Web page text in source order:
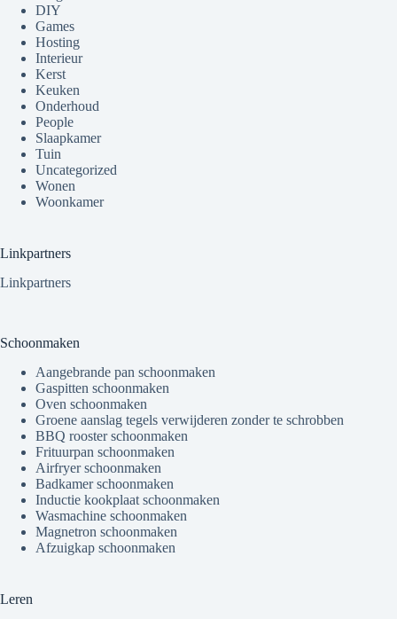
DIY
Games
Hosting
Interieur
Kerst
Keuken
Onderhoud
People
Slaapkamer
Tuin
Uncategorized
Wonen
Woonkamer
Linkpartners
Linkpartners
Schoonmaken
Aangebrande pan schoonmaken
Gaspitten schoonmaken
Oven schoonmaken
Groene aanslag tegels verwijderen zonder te schrobben
BBQ rooster schoonmaken
Frituurpan schoonmaken
Airfryer schoonmaken
Badkamer schoonmaken
Inductie kookplaat schoonmaken
Wasmachine schoonmaken
Magnetron schoonmaken
Afzuigkap schoonmaken
Leren